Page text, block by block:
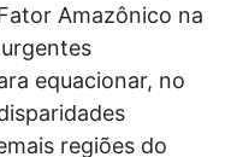
Amazônico na
equacionar, no
regiões do